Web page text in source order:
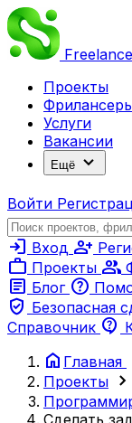
Freelance
Проекты
Услуги
Вакансии
Ещё expand_more
Войти
login Вход person_add
work Проекты group
article Блог help
verified_user Безопасная
Справочник contact_support
home Главная
Проекты chevron_right